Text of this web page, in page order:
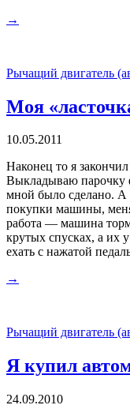
→
Рычащий двигатель
Моя
10.05.2011
Наконец то я
Выкладываю парочку
мной было сделано. А
покупки машины, меня
работа — машина
крутых спусках, а их
ехать с нажатой
→
Рычащий двигатель
Я купил
24.09.2010